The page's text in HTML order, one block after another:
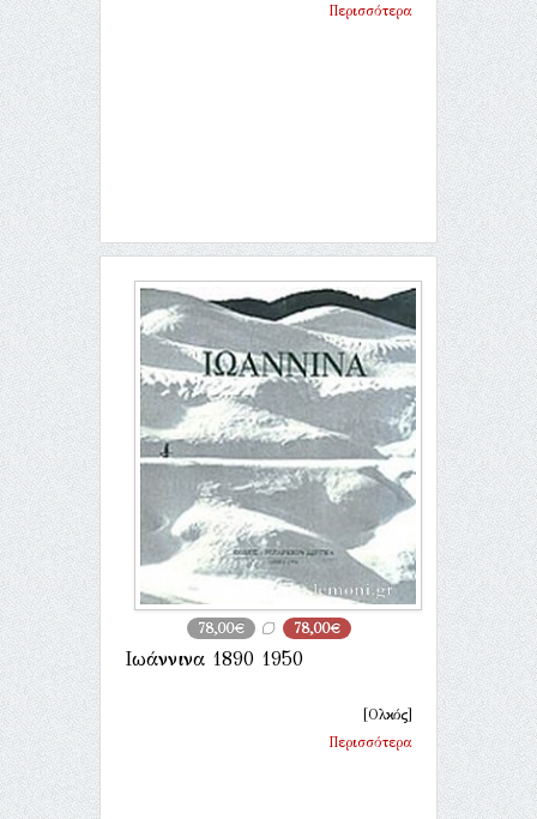
Περισσότερα
78,00€ 78,00€
Ιωάννινα 1890 1950
[Ολκός]
Περισσότερα